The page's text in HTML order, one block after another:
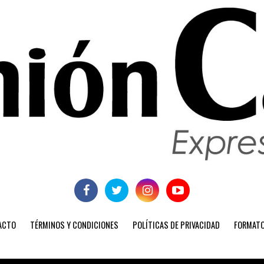
TÉRMINOS Y CONDICIONES POLÍTICAS DE PRIVACIDAD